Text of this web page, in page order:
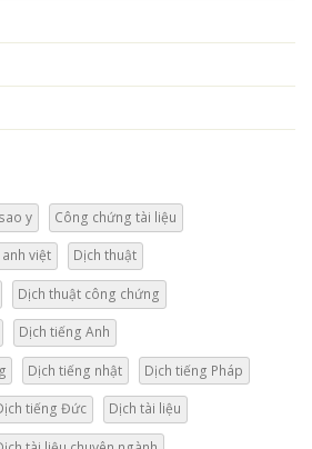
y Công chứng tài liệu
việt Dịch thuật
Dịch thuật công chứng
Dịch tiếng Anh
Dịch tiếng nhật Dịch tiếng Pháp
tiếng Đức Dịch tài liệu